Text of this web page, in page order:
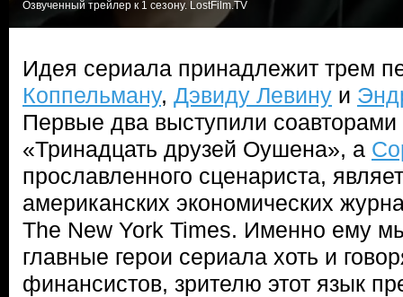
Озвученный трейлер к 1 сезону. LostFilm.TV
Идея сериала принадлежит трем
Коппельману, Дэвиду Левину и
Первые два выступили
«Тринадцать друзей Оушена», а
прославленного сценариста,
американских экономических
The New York Times. Именно ему
главные герои сериала хоть и
финансистов, зрителю этот язык